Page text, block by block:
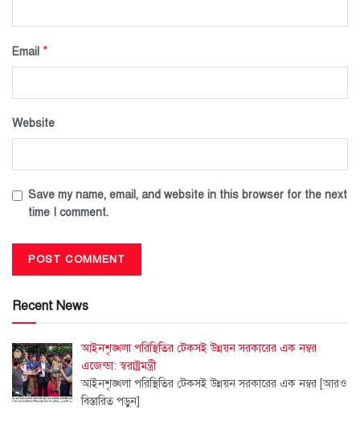
Email *
Website
Save my name, email, and website in this browser for the next
time I comment.
Recent News
আইনশৃঙ্খলা পরিস্থিতির টেকসই উন্নয়ন সরকারের এক নম্বর
এজেন্ডা: স্বরাষ্ট্রমন্ত্রী
আইনশৃঙ্খলা পরিস্থিতির টেকসই উন্নয়ন সরকারের এক নম্বর [আরও
বিস্তারিত পড়ুন]